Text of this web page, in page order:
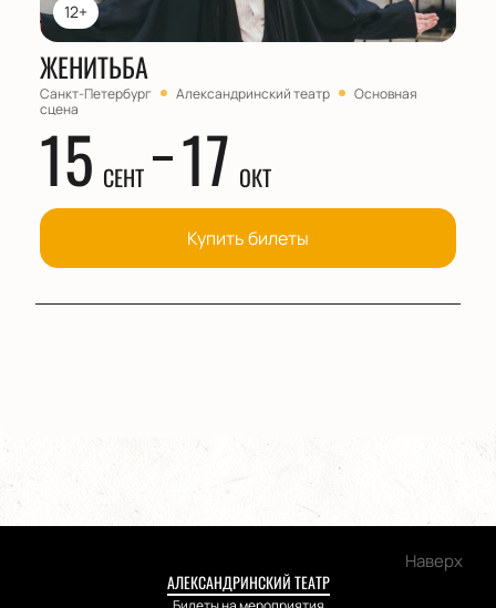
12+
ЖЕНИТЬБА
Санкт-Петербург Александринский театр
Основная
сцена
15 СЕНТ 17 ОКТ
Купить билеты
Наверх
АЛЕКСАНДРИНСКИЙ ТЕАТР